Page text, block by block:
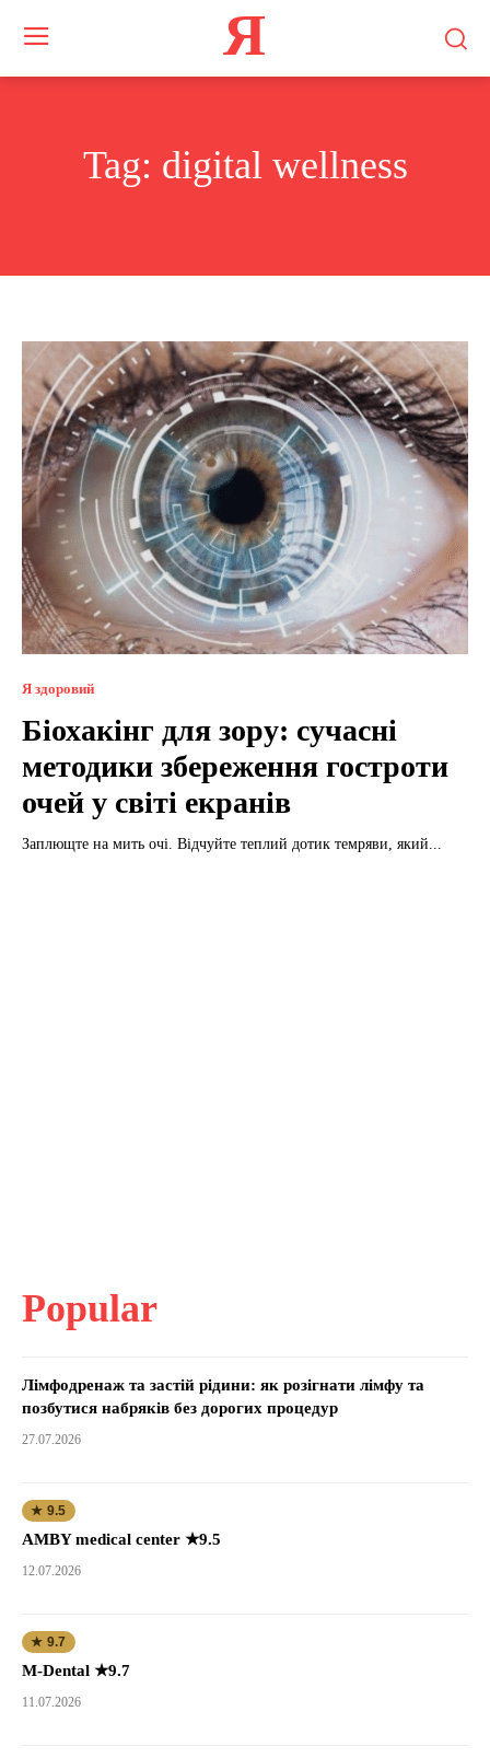
Я
Tag: digital wellness
Я здоровий
Біохакінг для зору: сучасні
методики збереження гостроти
очей у світі екранів
Заплющте на мить очі. Відчуйте теплий дотик темряви, який...
Popular
Лімфодренаж та застій рідини: як розігнати лімфу та
позбутися набряків без дорогих процедур
27.07.2026
★ 9.5
AMBY medical center ★9.5
12.07.2026
★ 9.7
M-Dental ★9.7
11.07.2026